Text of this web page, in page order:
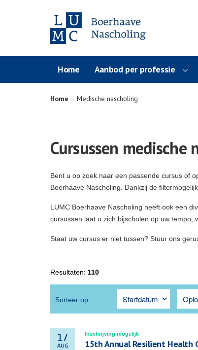
Home Aanbod per professie
Home Medische nascholing
Cursussen medische
Bent u op zoek naar een passende cursus of
Boerhaave Nascholing. Dankzij de
LUMC Boerhaave Nascholing heeft ook een
cursussen laat u zich bijscholen op uw tempo,
Staat uw cursus er niet tussen? Stuur ons
Resultaten: 110
Sorteer op:
17
AUG
Inschrijving mogelijk
15th Annual Resilient Health